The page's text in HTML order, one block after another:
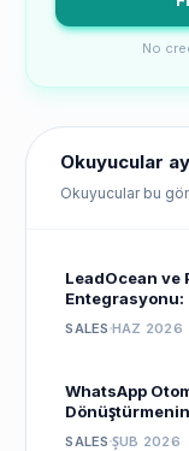
No
Okuyucular
Okuyucular bu
LeadOcean ve
Entegrasyonu:
SALES HAZ 2026
WhatsApp
SALES ŞUB 2026